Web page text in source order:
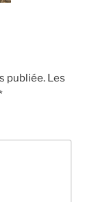
publiée. Les